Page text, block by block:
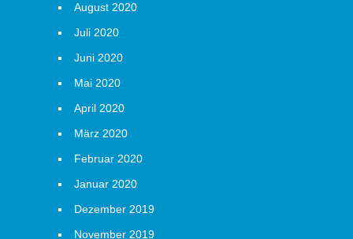
August 2020
Juli 2020
Juni 2020
Mai 2020
April 2020
März 2020
Februar 2020
Januar 2020
Dezember 2019
November 2019